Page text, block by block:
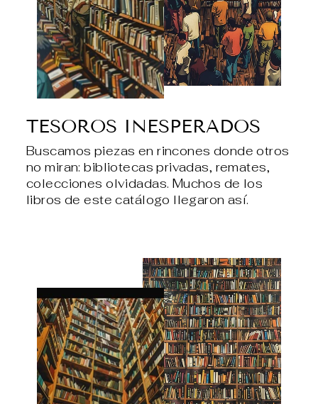
TESOROS INESPERADOS
Buscamos piezas en rincones donde otros
no miran: bibliotecas privadas, remates,
colecciones olvidadas. Muchos de los
libros de este catálogo llegaron así.